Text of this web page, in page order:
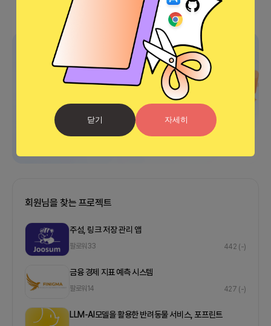
닫기 자세히
회원님을 찾는 프로젝트
주섬, 링크 저장 관리 앱
팔로워 33 442 (-)
금융 경제 지표 예측 시스템
팔로워 14 427 (-)
LLM-AI모델을 활용한 반려동물 서비스, 포프린트